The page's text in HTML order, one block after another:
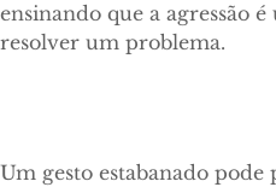
ensinando que a agressão
resolver um problema.
Um gesto estabanado